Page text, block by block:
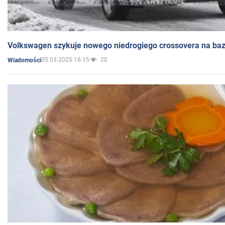
Volkswagen szykuje nowego niedrogiego crossovera na
Wiadomości05.03.2025 16:15 20